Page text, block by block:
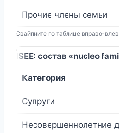
Прочие члены семьи
Свайпните по таблице вправо-
ISEE: состав «nucleo
Категория
Супруги
Несовершеннолетние